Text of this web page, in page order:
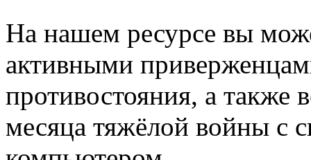
На нашем ресурсе вы
активными
противостояния, а также
месяца тяжёлой войны с